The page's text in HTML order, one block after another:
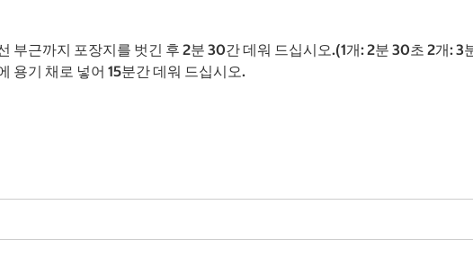
부근까지 포장지를 벗긴 후 2분 30간 데워 드십시오.(1개: 2분 30초 2개: 3
용기 채로 넣어 15분간 데워 드십시오.